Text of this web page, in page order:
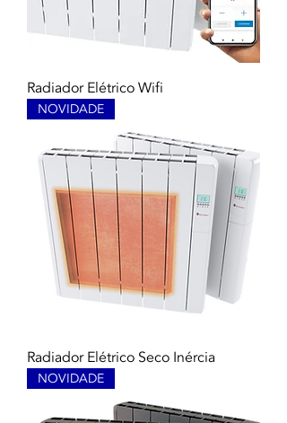
Radiador Elétrico Wifi
NOVIDADE
Radiador Elétrico Seco Inércia
NOVIDADE